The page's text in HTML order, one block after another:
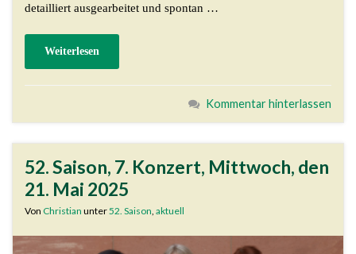
detailliert ausgearbeitet und spontan …
Weiterlesen
Kommentar hinterlassen
52. Saison, 7. Konzert, Mittwoch, den
21. Mai 2025
Von Christian unter52. Saison aktuell